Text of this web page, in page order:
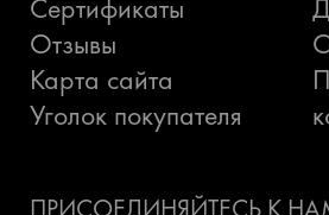
Сертификаты
Отзывы
Карта сайта
Уголок покупателя